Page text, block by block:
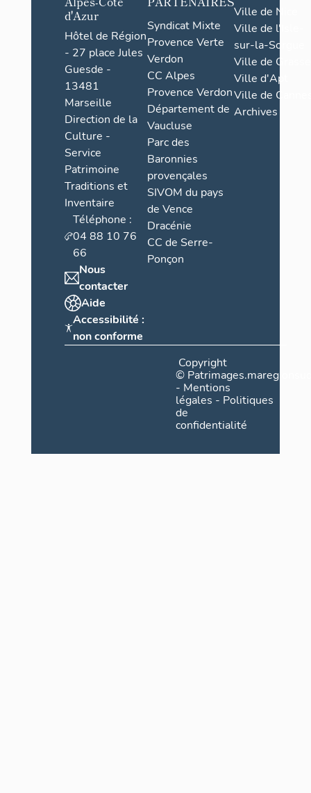
d'Azur
Hôtel de Région
- 27 place Jules
Guesde -
13481
Marseille
Direction de la
Culture -
Service
Patrimoine
Traditions et
Inventaire
Téléphone :
04 88 10 76
66
Nous
contacter
Aide
Accessibilité :
non conforme
Syndicat Mixte
Provence Verte
Verdon
CC Alpes
Provence Verdon
Département de
Vaucluse
Parc des
Baronnies
provençales
SIVOM du pays
de Vence
Dracénie
CC de Serre-
Ponçon
Ville de Nice
Ville de l'Isle-
sur-la-Sorgue
Ville de Grasse
Ville d'Apt
Ville de
Archives
Copyright
©
- Mentions
légales - Politiques
de
confidentialité